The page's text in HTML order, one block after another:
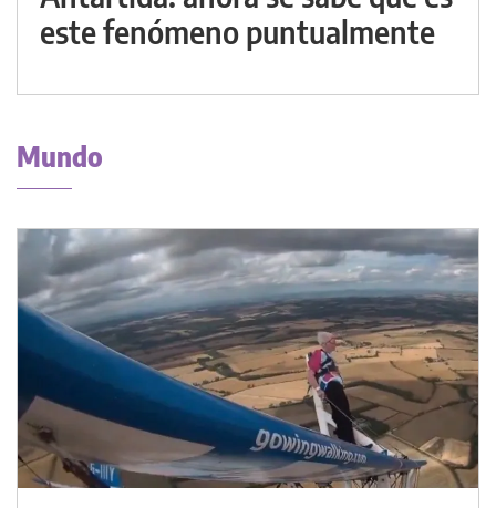
este fenómeno puntualmente
Mundo